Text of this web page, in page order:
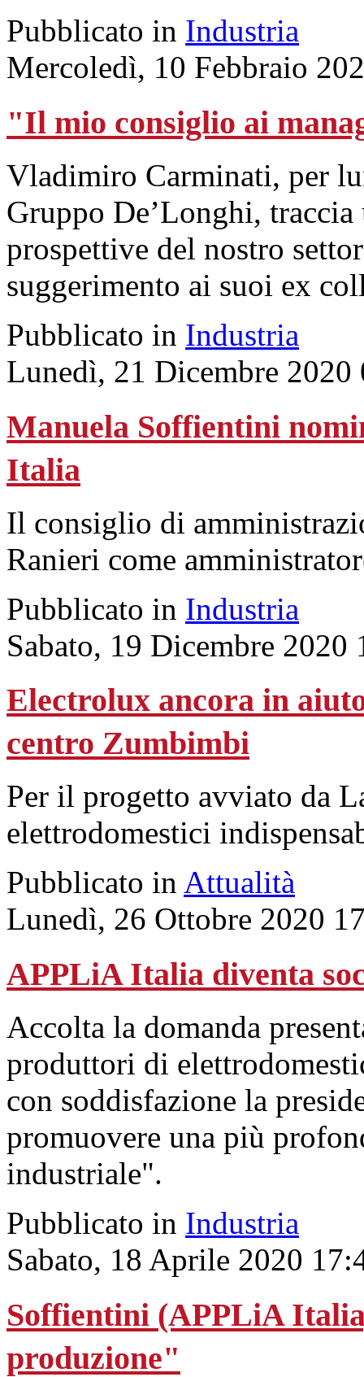
Pubblicato in Industria
Mercoledì, 10 Febbraio
"Il mio consiglio ai
Vladimiro Carminati, per
Gruppo De’Longhi,
prospettive del nostro
suggerimento ai suoi ex
Pubblicato in Industria
Lunedì, 21 Dicembre 2020
Manuela Soffientini
Italia
Il consiglio di
Ranieri come
Pubblicato in Industria
Sabato, 19 Dicembre 2020
Electrolux ancora in
centro Zumbimbi
Per il progetto avviato da
elettrodomestici
Pubblicato in Attualità
Lunedì, 26 Ottobre 2020
APPLiA Italia diventa
Accolta la domanda
produttori di
con soddisfazione la
promuovere una più
industriale".
Pubblicato in Industria
Sabato, 18 Aprile 2020
Soffientini (APPLiA
produzione"